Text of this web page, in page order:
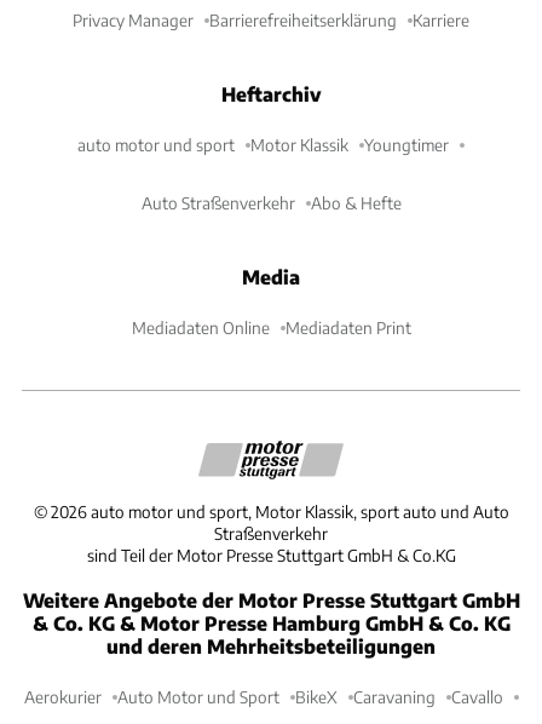
Privacy Manager Barrierefreiheitserklärung Karriere
Heftarchiv
auto motor und sport Motor Klassik Youngtimer
Auto Straßenverkehr Abo & Hefte
Media
Mediadaten Online Mediadaten Print
©2026 auto motor und sport, Motor Klassik, sport auto und Auto
Straßenverkehr
sind Teil der Motor Presse Stuttgart GmbH & Co.KG
Weitere Angebote der Motor Presse Stuttgart GmbH
& Co. KG & Motor Presse Hamburg GmbH & Co. KG
und deren Mehrheitsbeteiligungen
Aerokurier Auto Motor und Sport BikeX Caravaning Cavallo